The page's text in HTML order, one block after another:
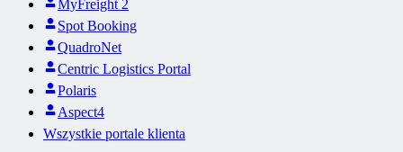
MyFreight 2
Spot Booking
QuadroNet
Centric Logistics Portal
Polaris
Aspect4
Wszystkie portale klienta